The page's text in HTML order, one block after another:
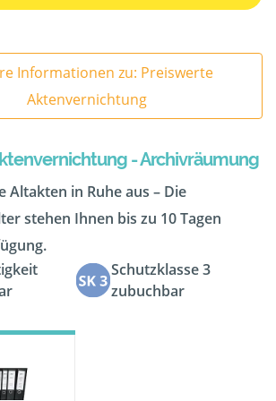
Informationen zu: Preiswerte
Aktenvernichtung
- Archivräumung
Altakten in Ruhe aus – Die
stehen Ihnen bis zu 10 Tagen
Schutzklasse 3
zubuchbar